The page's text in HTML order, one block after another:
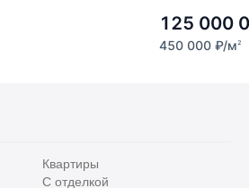
125 000
450 000 ₽/м2
Квартиры
С отделкой